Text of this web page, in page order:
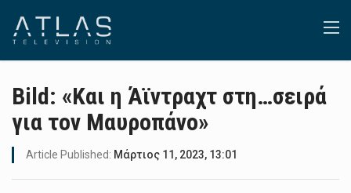
Bild: «Και η Άϊντραχτ στη…σειρά
για τον Μαυροπάνο»
Article Published: Μάρτιος 11, 2023, 13:01